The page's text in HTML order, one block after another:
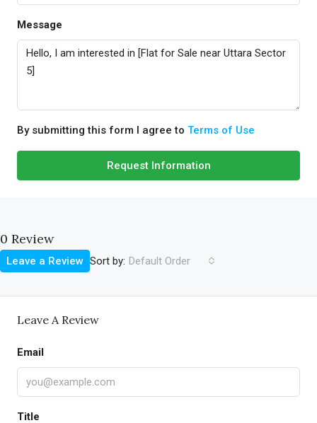
Message
By submitting this form I agree to Terms of Use
Request Information
0 Review
Sort by: Default Order
Leave a Review
Leave A Review
Email
Title